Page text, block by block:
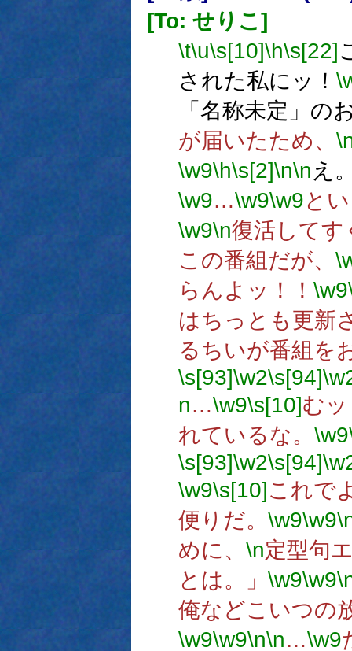
[To: せりこ]
\t\u\s[10]\h\s[22]
された私にッ！
「名称未定」の
が届いたため、
\w9\h\s[2]\n\n え
\w9…\w9\w9と
\w9\n復活してす
この番組だが、
らんよッ！！ \w9
はちっとも更新
るちいが番組を
\s[93]\w2\s[94]
n…\w9\s[10]む
れているな。 \w9
\s[93]\w2\s[94]
\w9\s[10] これで
便りだ。 \w9\w9
めに、 \n定型句
とは。」 \w9\w9
俺などこいつの
\w9\w9\n\n…\w9